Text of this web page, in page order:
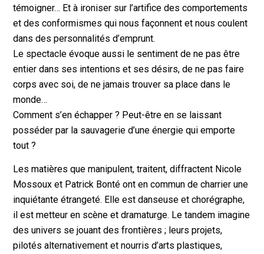
témoigner… Et à ironiser sur l’artifice des comportements
et des conformismes qui nous façonnent et nous coulent
dans des personnalités d’emprunt.
Le spectacle évoque aussi le sentiment de ne pas être
entier dans ses intentions et ses désirs, de ne pas faire
corps avec soi, de ne jamais trouver sa place dans le
monde…
Comment s’en échapper ? Peut-être en se laissant
posséder par la sauvagerie d’une énergie qui emporte
tout ?
Les matières que manipulent, traitent, diffractent Nicole
Mossoux et Patrick Bonté ont en commun de charrier une
inquiétante étrangeté. Elle est danseuse et chorégraphe,
il est metteur en scène et dramaturge. Le tandem imagine
des univers se jouant des frontières ; leurs projets,
pilotés alternativement et nourris d’arts plastiques,